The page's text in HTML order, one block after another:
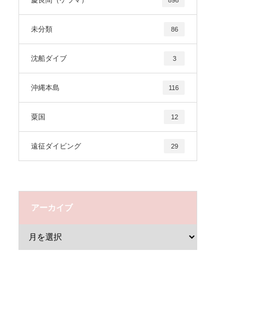
未分類 86
沈船ダイブ 3
沖縄本島 116
粟国 12
遠征ダイビング 29
アーカイブ